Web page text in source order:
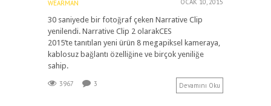
WEARMAN OCAK 10, 2015
30 saniyede bir fotoğraf çeken Narrative Clip
yenilendi. Narrative Clip 2 olarakCES
2015’te tanıtılan yeni ürün 8 megapiksel kameraya,
kablosuz bağlantı özelliğine ve birçok yeniliğe
sahip.
3967 3 Devamını Oku